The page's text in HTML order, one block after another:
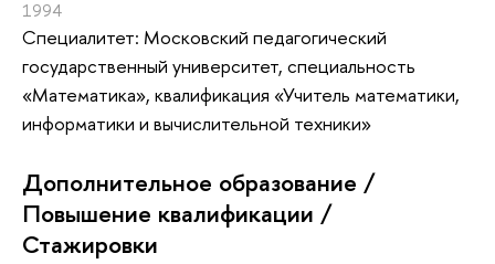
1994
Специалитет: Московский педагогический
государственный университет, специальность
«Математика», квалификация «Учитель математики,
информатики и вычислительной техники»
Дополнительное образование /
Повышение квалификации /
Стажировки